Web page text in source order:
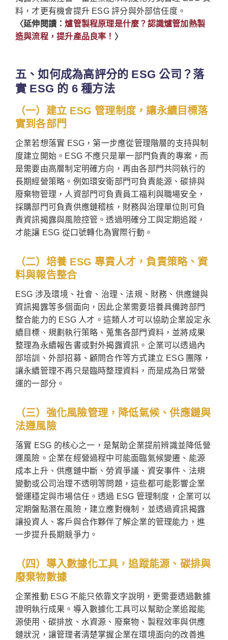
料，才更有機會提升 ESG 評分與外部信任度。
〈延伸閱讀：爐管製程原理是什麼？認識爐管加熱製
造與流程，提升產品良率！ 〉
五、如何成為高評分的 ESG 公司？落
實 ESG 的 6 種方法
（一）建立 ESG 管理制度，讓永續目標落
實到各部門
企業若想落實 ESG，第一步應從管理階層的支持與制
度建立開始。ESG 不應只是單一部門負責的專案，而
是需要由高層制定明確方向，再由各部門共同執行的
長期經營策略。例如環安衛部門可負責能源、碳排與
廢棄物管理，人資部門可負責員工福利與職場安全，
採購部門可負責供應鏈稽核，財務與治理單位則可負
責資訊揭露與風險控管。透過明確分工與定期追蹤，
才能讓 ESG 從口號轉化為實際行動。
（二）培養 ESG 專責人才，負責策略、資
料與報告整合
ESG 涉及環境、社會、治理、法規、財務、供應鏈與
資訊揭露等多個面向，因此企業需要培養具備跨部門
整合能力的 ESG 人才。這類人才可以協助企業設定永
續目標、規劃執行策略、蒐集各部門資料，並將成果
整理為永續報告書或對外揭露資訊。企業可以透過內
部培訓、外部招募、顧問合作等方式建立 ESG 團隊，
讓永續管理不再只是臨時整理資料，而是成為日常營
運的一部分。
（三）強化風險管理，降低氣候、供應鏈與
法遵風險
落實 ESG 的核心之一，是幫助企業提前辨識並降低營
運風險。企業在經營過程中可能面臨氣候變遷、能源
成本上升、供應鏈中斷、勞資爭議、資安事件、法規
變動或公司治理不透明等問題，這些都可能影響企業
營運穩定與市場信任。透過 ESG 管理制度，企業可以
定期盤點潛在風險，建立應對機制，並透過資訊揭露
讓投資人、客戶與合作夥伴了解企業的管理能力，進
一步提升長期競爭力。
（四）導入數據化工具，追蹤能源、碳排與
廢棄物數據
企業推動 ESG 不能只依靠文字說明，更需要透過數據
證明執行成果。導入數據化工具可以幫助企業追蹤能
源使用、碳排放、水資源、廢棄物、製程效率與供應
鏈狀況，讓管理者清楚掌握企業在環境面向的改善進